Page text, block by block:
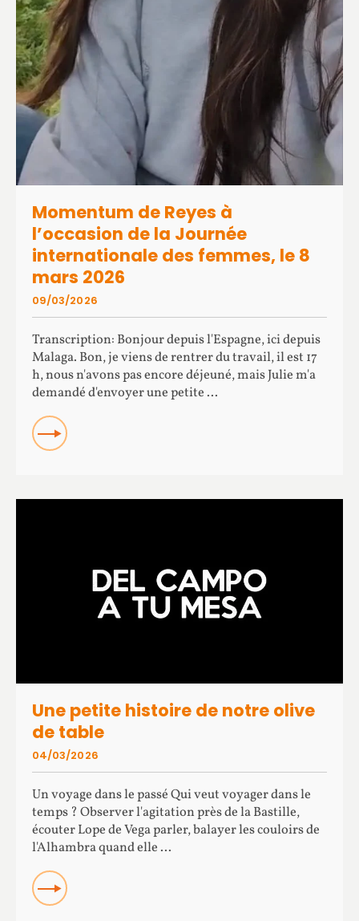
Momentum de Reyes à
l’occasion de la Journée
internationale des femmes, le 8
mars 2026
Transcription: Bonjour depuis l'Espagne, ici depuis
Malaga. Bon, je viens de rentrer du travail, il est 17
h, nous n'avons pas encore déjeuné, mais Julie m'a
demandé d'envoyer une petite ...
READ
09/03/2026
Une petite histoire de notre olive
de table
Un voyage dans le passé Qui veut voyager dans le
temps ? Observer l'agitation près de la Bastille,
écouter Lope de Vega parler, balayer les couloirs de
l'Alhambra quand elle ...
READ
04/03/2026